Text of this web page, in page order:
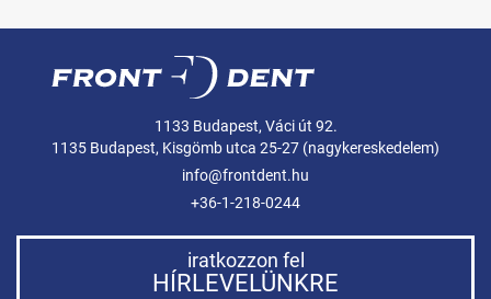
1133 Budapest, Váci út 92.
1135 Budapest, Kisgömb utca 25-27 (nagykereskedelem)
info@frontdent.hu
+36-1-218-0244
iratkozzon fel
HÍRLEVELÜNKRE